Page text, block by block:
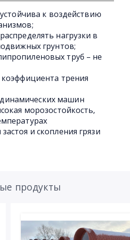
к воздействию
нагрузки в
грунтов;
труб – не
трения
машин
морозостойкость,
и скопления грязи
продукты